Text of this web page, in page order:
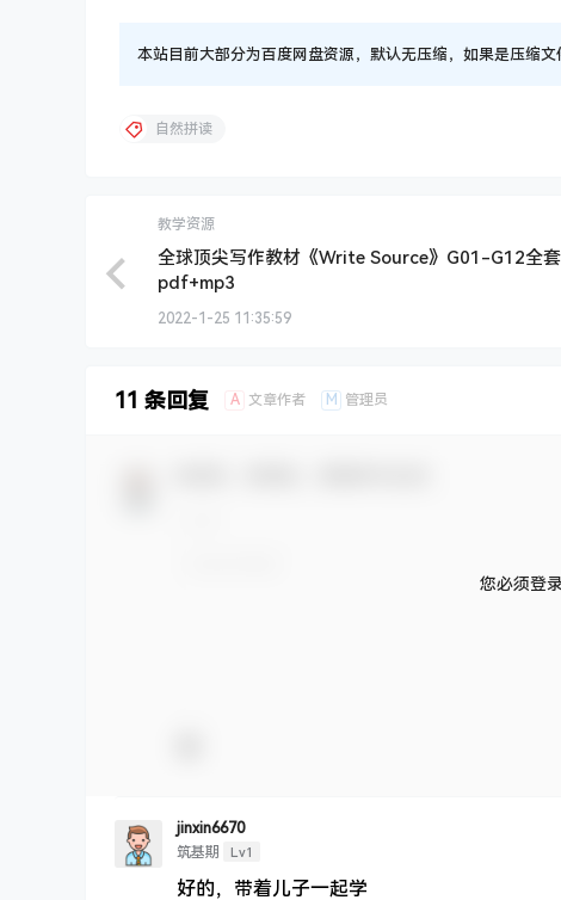
本站目前大部分为百度网盘资源，默认无压缩，如果是压缩
自然拼读
教学资源
全球顶尖写作教材《Write Source》G01-G12全套
pdf+mp3
2022-1-25 11:35:59
11 条回复 A 文章作者 M 管理员
您必须登
jinxin6670
筑基期
Lv1
好的，带着儿子一起学